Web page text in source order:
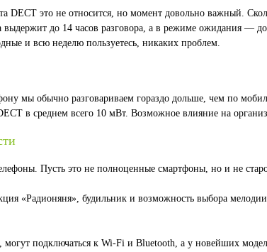
DECT это не относится, но момент довольно важный.
выдержит до 14 часов разговора, а в режиме ожидания —
и всю неделю пользуетесь, никаких проблем.
мы обычно разговариваем гораздо дольше, чем по
в среднем всего 10 мВт. Возможное влияние на
Пусть это не полноценные смартфоны, но и не
«Радионяня», будильник и возможность выбора
подключаться к Wi-Fi и Bluetooth, а у новейших